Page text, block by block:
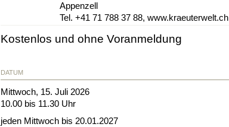
Appenzell
Tel. +41 71 788 37 88, www.kraeuterwelt.ch
Kostenlos und ohne Voranmeldung
DATUM
Mittwoch, 15. Juli 2026
10.00 bis 11.30 Uhr
jeden Mittwoch bis 20.01.2027